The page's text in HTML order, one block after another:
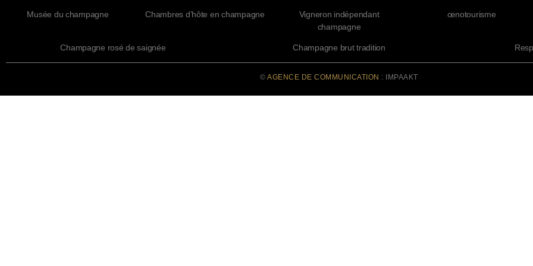
Musée du champagne Chambres d’hôte en champagne
Vigneron indépendant
champagne
œnotourisme
Champagne rosé de saignée Champagne brut tradition
©AGENCE DE COMMUNICATION : IMPAAKT